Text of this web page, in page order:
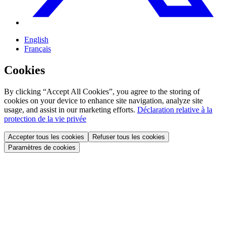
English
Français
Cookies
By clicking “Accept All Cookies”, you agree to the storing of
cookies on your device to enhance site navigation, analyze site
usage, and assist in our marketing efforts. Déclaration relative à la
protection de la vie privée
Accepter tous les cookies
Refuser tous les cookies
Paramètres de cookies